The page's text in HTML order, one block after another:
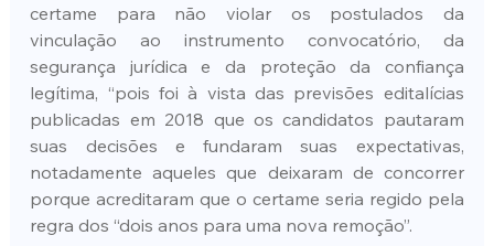
certame para não violar os postulados da
vinculação ao instrumento convocatório, da
segurança jurídica e da proteção da confiança
legítima, “pois foi à vista das previsões editalícias
publicadas em 2018 que os candidatos pautaram
suas decisões e fundaram suas expectativas,
notadamente aqueles que deixaram de concorrer
porque acreditaram que o certame seria regido pela
regra dos “dois anos para uma nova remoção”.